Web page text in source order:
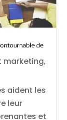
de
marketing,
aident les
leur
et